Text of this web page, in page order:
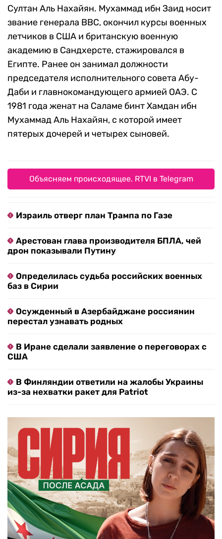
Султан Аль Нахайян. Мухаммад ибн Заид носит
звание генерала ВВС, окончил курсы военных
летчиков в США и британскую военную
академию в Сандхерсте, стажировался в
Египте. Ранее он занимал должности
председателя исполнительного совета Абу-
Даби и главнокомандующего армией ОАЭ. С
1981 года женат на Саламе бинт Хамдан ибн
Мухаммад Аль Нахайян, с которой имеет
пятерых дочерей и четырех сыновей.
Объясняем происходящее. RTVI в Telegram
Израиль отверг план Трампа по Газе
Арестован глава производителя БПЛА, чей
дрон показывали Путину
Определилась судьба российских военных
баз в Сирии
Осужденный в Азербайджане россиянин
перестал узнавать родных
В Иране сделали заявление о переговорах с
США
В Финляндии ответили на жалобы Украины
из-за нехватки ракет для Patriot